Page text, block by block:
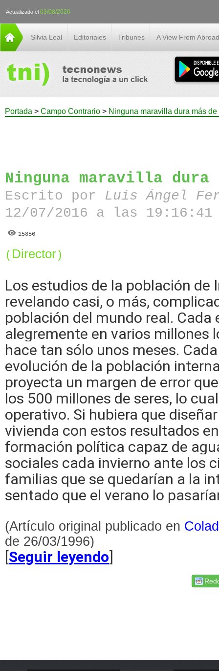
Actualizado el 03/08/2026
Silvia Leal Editoriales Tribunes A View From Abroad
Portada > Campo Contrario > Ninguna maravilla dura más de
Ninguna maravilla
Escrito por Luis Ángel
12/07/2016 a las 19:16:41
15856
( Director)
Los estudios de la población de
revelando casi, o más,
población del mundo real.
alegremente en varios millones
hace tan sólo unos meses.
evolución de la población
proyecta un margen de error
los 500 millones de seres, lo
operativo. Si hubiera que
vivienda con estos resultados
formación política capaz de
sociales cada invierno ante los
familias que se quedarían a la
sentado que el verano lo
(Artículo original publicado en
de 26/03/1996)
[Seguir leyendo]